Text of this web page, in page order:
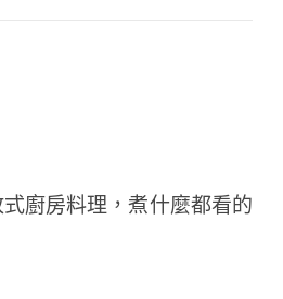
廚房料理，煮什麼都看的